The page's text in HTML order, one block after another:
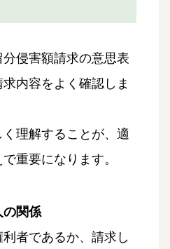
侵害額請求の意思表
内容をよく確認しま
理解することが、適
重要になります。
の関係
者であるか、請求し